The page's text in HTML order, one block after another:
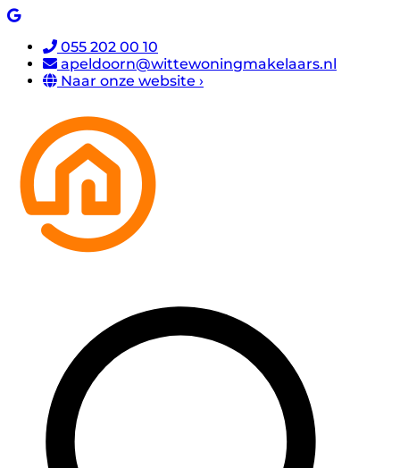
055 202 00 10
apeldoorn@wittewoningmakelaars.nl
Naar onze website ›